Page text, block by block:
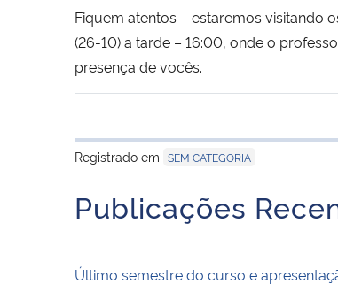
Fiquem atentos – estaremos visitando
(26-10) a tarde – 16:00, onde o
presença de vocês.
Registrado em SEM CATEGORIA
Publicações
Último semestre do curso e